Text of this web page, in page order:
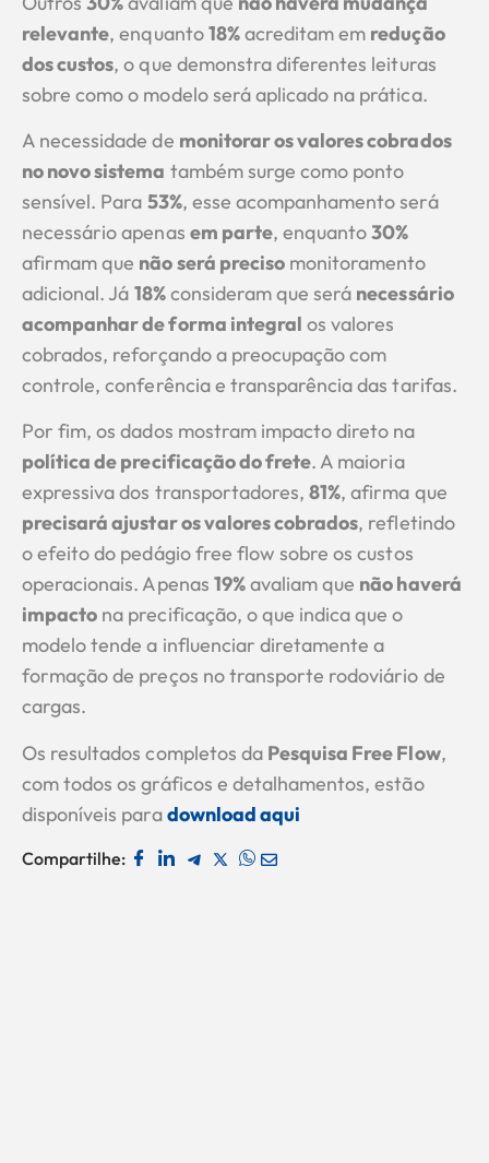
relevante, enquanto18%acreditam em redução
dos custos, o que demonstra diferentes leituras
sobre como o modelo será aplicado na prática.
A necessidade de monitorar os valores cobrados
no novo sistema também surge como ponto
sensível. Para 53%, esse acompanhamento será
necessário apenas em parte, enquanto30%
afirmam que não será precisomonitoramento
adicional. Já 18%consideram que será necessário
acompanhar de forma integral os valores
cobrados, reforçando a preocupação com
controle, conferência e transparência das tarifas.
Por fim, os dados mostram impacto direto na
política de precificação do frete. A maioria
expressiva dos transportadores,81%, afirma que
precisará ajustar os valores cobrados, refletindo
o efeito do pedágio free flow sobre os custos
operacionais. Apenas 19%avaliam que não haverá
impacto na precificação, o que indica que o
modelo tende a influenciar diretamente a
formação de preços no transporte rodoviário de
cargas.
Os resultados completos da Pesquisa Free Flow,
com todos os gráficos e detalhamentos, estão
disponíveis paradownload aqui
Compartilhe: